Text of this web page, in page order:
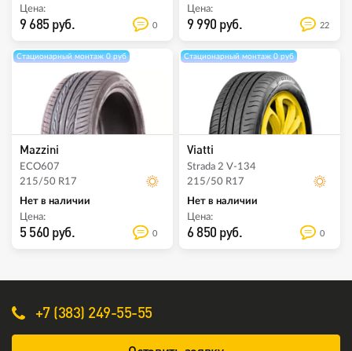
Цена:
9 685 руб. 0
Цена:
9 990 руб. 22
Стационарный монтаж 0 руб
Mazzini
ECO607
215/50 R17
Нет в наличии
Цена:
5 560 руб. 0
Стационарный монтаж 0 руб
Viatti
Strada 2 V-134
215/50 R17
Нет в наличии
Цена:
6 850 руб. 0
+7 (383) 249-55-55